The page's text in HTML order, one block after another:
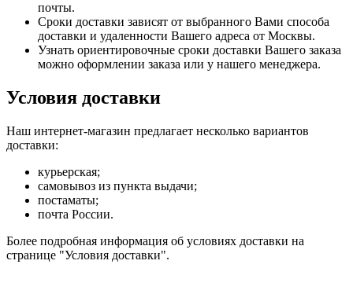
почты.
Сроки доставки зависят от выбранного Вами способа
доставки и удаленности Вашего адреса от Москвы.
Узнать ориентировочные сроки доставки Вашего заказа
можно оформлении заказа или у нашего менеджера.
Условия доставки
Наш интернет-магазин предлагает несколько вариантов
доставки:
курьерская;
самовывоз из пункта выдачи;
постаматы;
почта России.
Более подробная информация об условиях доставки на
странице "Условия доставки".